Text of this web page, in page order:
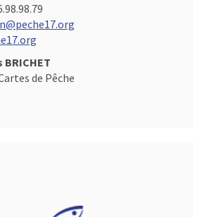
BRICHET
de Pêche